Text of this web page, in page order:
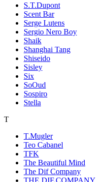
S.T.Dupont
Scent Bar
Serge Lutens
Sergio Nero Boy
Shaik
Shanghai Tang
Shiseido
Sisley
Six
SoOud
Sospiro
Stella
T
T.Mugler
Teo Cabanel
TFK
The Beautiful Mind
The Dif Company
THE DIF.COMPANY